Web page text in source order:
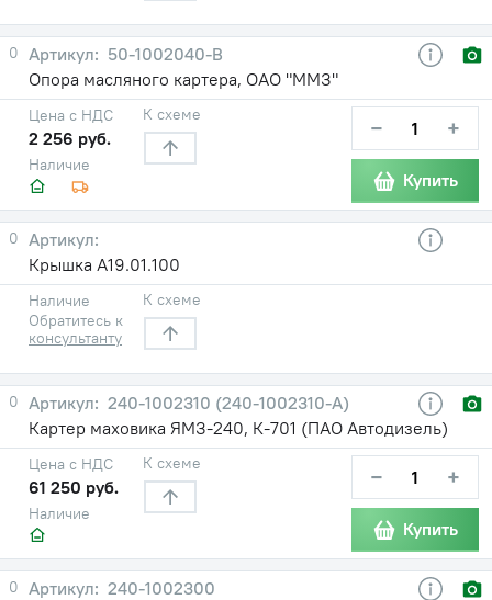
0
50-1002040-В
Опора масляного картера, ОАО "ММЗ"
Наличие
Цена с НДС
2 256 руб.
К схеме − +
Купить
0
Крышка А19.01.100
Наличие
Обратитесь к
консультанту
К схеме
0
240-1002310 (240-1002310-А)
Картер маховика ЯМЗ-240, К-701 (ПАО Автодизель)
Наличие
Цена с НДС
61 250 руб.
К схеме − +
Купить
0
240-1002300